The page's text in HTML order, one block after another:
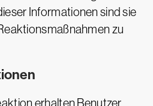
Informationen sind sie
zu
erhalten Benutzer